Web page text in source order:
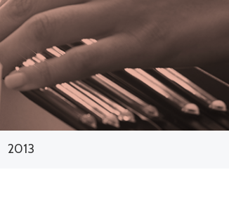
2013